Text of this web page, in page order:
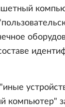
компьютер"